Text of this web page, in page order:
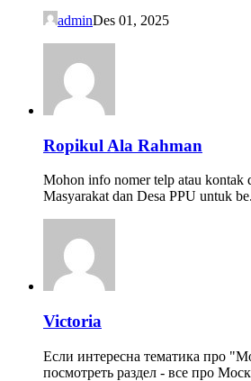
adminDes 01, 2025
Ropikul Ala Rahman
Mohon info nomer telp atau kontak
Masyarakat dan Desa PPU untuk
Victoria
Если интересна тематика про
посмотреть раздел - все про